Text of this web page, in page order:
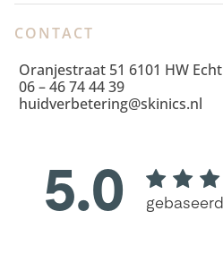
CONTACT
Oranjestraat 51 6101 HW Echt
06 – 46 74 44 39
huidverbetering@skinics.nl